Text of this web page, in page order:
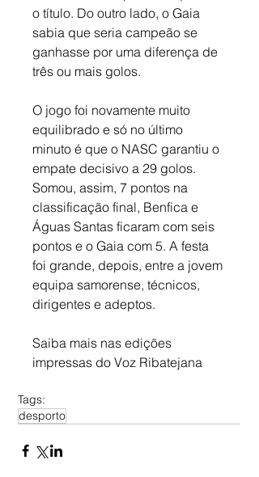
o título. Do outro lado, o Gaia
sabia que seria campeão se
ganhasse por uma diferença de
três ou mais golos.
O jogo foi novamente muito
equilibrado e só no último
minuto é que o NASC garantiu o
empate decisivo a 29 golos.
Somou, assim, 7 pontos na
classificação final, Benfica e
Águas Santas ficaram com seis
pontos e o Gaia com 5. A festa
foi grande, depois, entre a jovem
equipa samorense, técnicos,
dirigentes e adeptos.
Saiba mais nas edições
impressas do Voz Ribatejana
Tags:
desporto